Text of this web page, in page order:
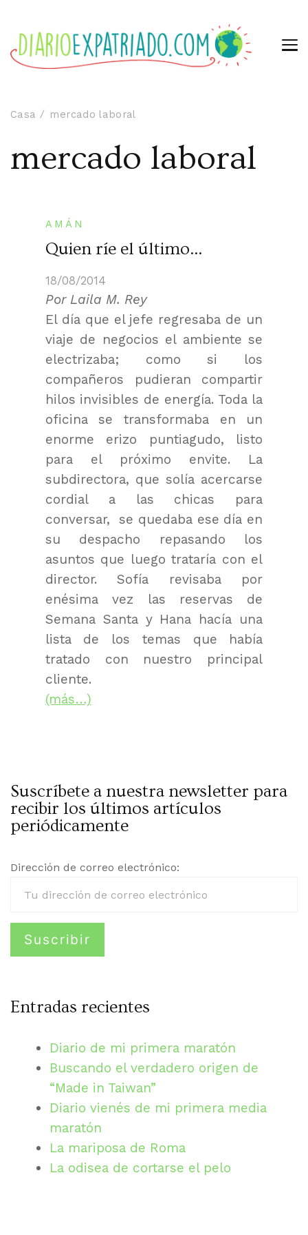
Casa mercado laboral
mercado laboral
AMÁN
Quien ríe el último…
18/08/2014
Por Laila M. Rey
El día que el jefe regresaba de un
viaje de negocios el ambiente se
electrizaba; como si los
compañeros pudieran compartir
hilos invisibles de energía. Toda la
oficina se transformaba en un
enorme erizo puntiagudo, listo
para el próximo envite. La
subdirectora, que solía acercarse
cordial a las chicas para
conversar, se quedaba ese día en
su despacho repasando los
asuntos que luego trataría con el
director. Sofía revisaba por
enésima vez las reservas de
Semana Santa y Hana hacía una
lista de los temas que había
tratado con nuestro principal
cliente.
(más…)
Suscríbete a nuestra newsletter para
recibir los últimos artículos
periódicamente
Dirección de correo electrónico:
Entradas recientes
Diario de mi primera maratón
Buscando el verdadero origen de
“Made in Taiwan”
Diario vienés de mi primera media
maratón
La mariposa de Roma
La odisea de cortarse el pelo